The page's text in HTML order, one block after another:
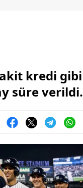
kredi gibi
süre verildi.